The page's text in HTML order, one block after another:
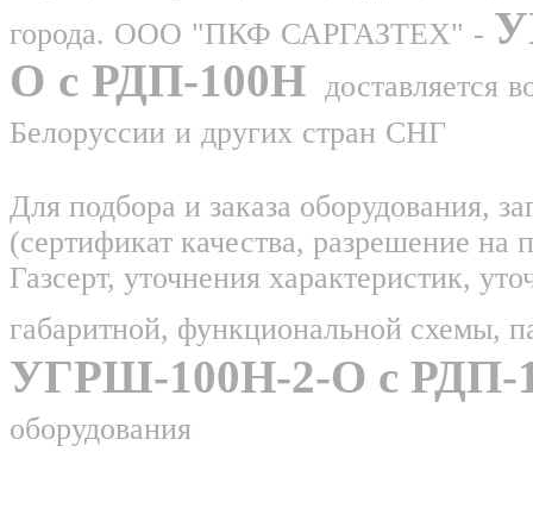
города. ООО "ПКФ САРГАЗТЕХ" -
О с РДП-100Н доставляется
Белоруссии и других стран СНГ
Для подбора и заказа оборудования,
(сертификат качества, разрешение на
Газсерт, уточнения характеристик,
габаритной, функциональной схемы,
УГРШ-100Н-2-О с РДП-
оборудования